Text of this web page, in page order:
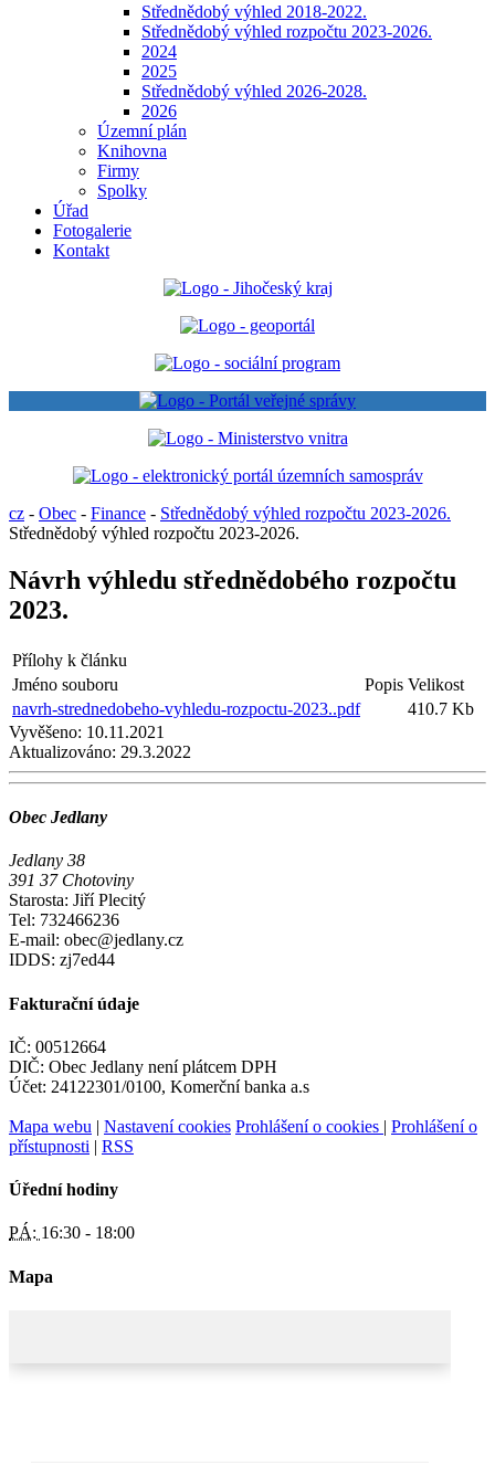
Střednědobý výhled 2018-2022.
Střednědobý výhled rozpočtu 2023-2026.
2024
2025
Střednědobý výhled 2026-2028.
2026
Územní plán
Knihovna
Firmy
Spolky
Úřad
Fotogalerie
Kontakt
cz - Obec - Finance - Střednědobý výhled rozpočtu 2023-2026.
Střednědobý výhled rozpočtu 2023-2026.
Návrh výhledu střednědobého rozpočtu
2023.
Přílohy k článku
Jméno souboru
Popis Velikost
navrh-strednedobeho-vyhledu-rozpoctu-2023..pdf
410.7 Kb
Vyvěšeno: 10.11.2021
Aktualizováno: 29.3.2022
Obec Jedlany
Jedlany 38
391 37 Chotoviny
Starosta: Jiří Plecitý
Tel: 732466236
E-mail: obec@jedlany.cz
IDDS: zj7ed44
Fakturační údaje
IČ: 00512664
DIČ: Obec Jedlany není plátcem DPH
Účet: 24122301/0100, Komerční banka a.s
Mapa webu | Nastavení cookies Prohlášení o cookies | Prohlášení o
přístupnosti | RSS
Úřední hodiny
PÁ: 16:30 - 18:00
Mapa